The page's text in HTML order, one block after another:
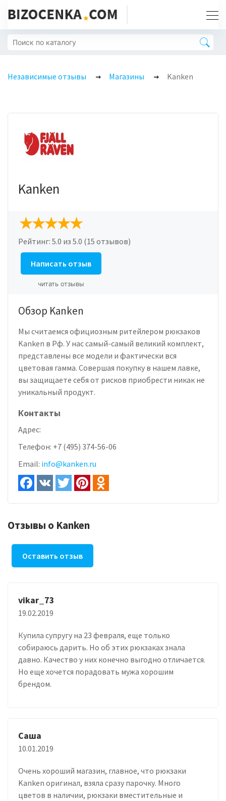
Независимые отзывы Магазины Kanken
Kanken
Рейтинг: 5.0 из 5.0 (15 отзывов)
Написать отзыв
читать отзывы
Обзор Kanken
Мы считаемся официозным ритейлером рюкзаков
Kanken в Рф. У нас самый-самый великий комплект,
представлены все модели и фактически вся
цветовая гамма. Совершая покупку в нашем лавке,
вы защищаете себя от рисков приобрести никак не
уникальный продукт.
Контакты
Адрес:
Телефон: +7 (495) 374-56-06
Email: info@kanken.ru
Отзывы о Kanken
Оставить отзыв
vikar_73
19.02.2019
Купила супругу на 23 февраля, еще только
собираюсь дарить. Но об этих рюкзаках знала
давно. Качество у них конечно выгодно отличается.
Но еще хочется порадовать мужа хорошим
брендом.
Саша
10.01.2019
Очень хороший магазин, главное, что рюкзаки
Kanken оригинал, взяла сразу парочку. Много
цветов в наличии, рюкзаки вместительные и